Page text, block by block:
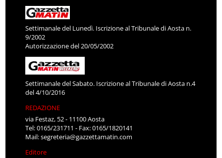
Settimanale del Lunedì. Iscrizione al Tribunale di Aosta n.
9/2002
Autorizzazione del 20/05/2002
Settimanale del Sabato. Iscrizione al Tribunale di Aosta n.4
del 4/10/2016
REDAZIONE
via Festaz, 52 - 11100 Aosta
Tel: 0165/231711 - Fax: 0165/1820141
Mail:segreteria@gazzettamatin.com
Editore